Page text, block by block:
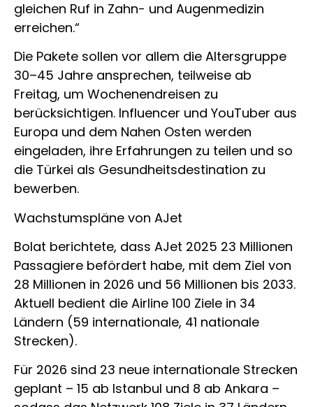
gleichen Ruf in Zahn- und Augenmedizin
erreichen.“
Die Pakete sollen vor allem die Altersgruppe
30–45 Jahre ansprechen, teilweise ab
Freitag, um Wochenendreisen zu
berücksichtigen. Influencer und YouTuber aus
Europa und dem Nahen Osten werden
eingeladen, ihre Erfahrungen zu teilen und so
die Türkei als Gesundheitsdestination zu
bewerben.
Wachstumspläne von AJet
Bolat berichtete, dass AJet 2025 23 Millionen
Passagiere befördert habe, mit dem Ziel von
28 Millionen in 2026 und 56 Millionen bis 2033.
Aktuell bedient die Airline 100 Ziele in 34
Ländern (59 internationale, 41 nationale
Strecken).
Für 2026 sind 23 neue internationale Strecken
geplant – 15 ab Istanbul und 8 ab Ankara –